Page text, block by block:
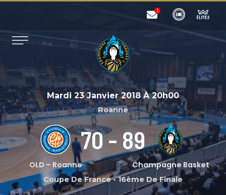
Mardi 23 Janvier 2018 À 20h00
Roanne
Champagne Basket
89
-
70
OLD – Roanne
Coupe De France-16ème De Finale